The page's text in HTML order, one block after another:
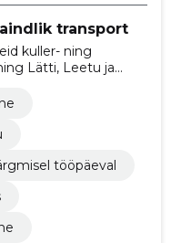
transport
kuller- ning
Lätti, Leetu ja
erivedu, kolimine ja
tööpäeval